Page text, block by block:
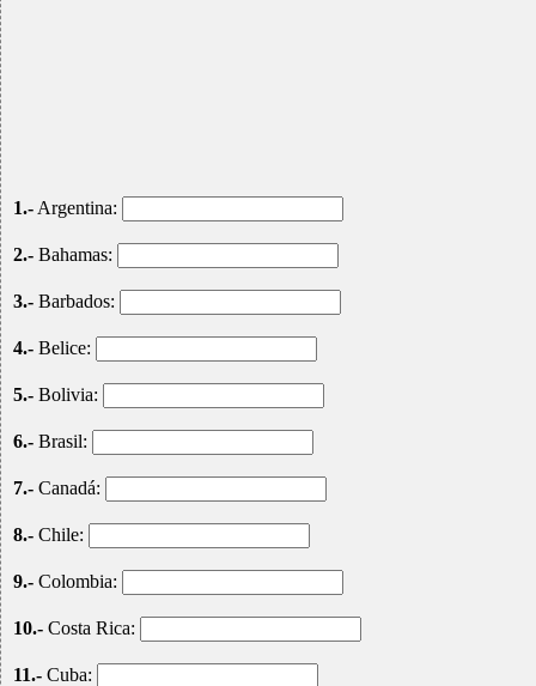
1.- Argentina:
2.- Bahamas:
3.- Barbados:
4.- Belice:
5.- Bolivia:
6.- Brasil:
7.- Canadá:
8.- Chile:
9.- Colombia:
10.- Costa Rica:
11.- Cuba: